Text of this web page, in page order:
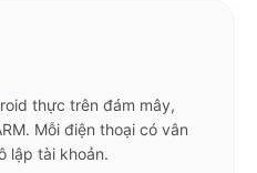
thực trên đám mây,
Mỗi điện thoại có vân
lập tài khoản.